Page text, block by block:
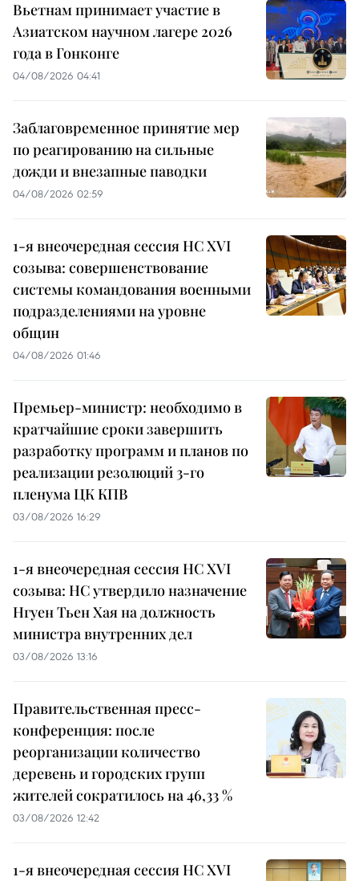
Вьетнам принимает участие в
Азиатском научном лагере 2026
года в Гонконге
04/08/2026 04:41
Заблаговременное принятие мер
по реагированию на сильные
дожди и внезапные паводки
04/08/2026 02:59
1-я внеочередная сессия НС XVI
созыва: совершенствование
системы командования военными
подразделениями на уровне
общин
04/08/2026 01:46
Премьер-министр: необходимо в
кратчайшие сроки завершить
разработку программ и планов по
реализации резолюций 3-го
пленума ЦК КПВ
03/08/2026 16:29
1-я внеочередная сессия НС XVI
созыва: НС утвердило назначение
Нгуен Тьен Хая на должность
министра внутренних дел
03/08/2026 13:16
Правительственная пресс-
конференция: после
реорганизации количество
деревень и городских групп
жителей сократилось на 46,33 %
03/08/2026 12:42
1-я внеочередная сессия НС XVI